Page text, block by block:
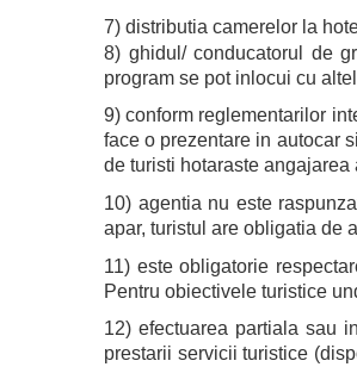
7) distributia camerelor la
8) ghidul/ conducatorul de
program se pot inlocui cu
9) conform reglementarilor
face o prezentare in autocar
de turisti hotaraste
10) agentia nu este
apar, turistul are obligatia de
11) este obligatorie
Pentru obiectivele turistice
12) efectuarea partiala sau
prestarii servicii turistice